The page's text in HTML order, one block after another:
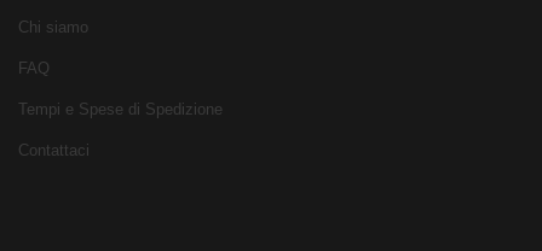
Chi siamo
FAQ
Tempi e Spese di Spedizione
Contattaci